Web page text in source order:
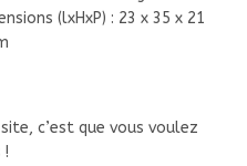
(lxHxP) : 23 x 35 x 21
c’est que vous voulez
!